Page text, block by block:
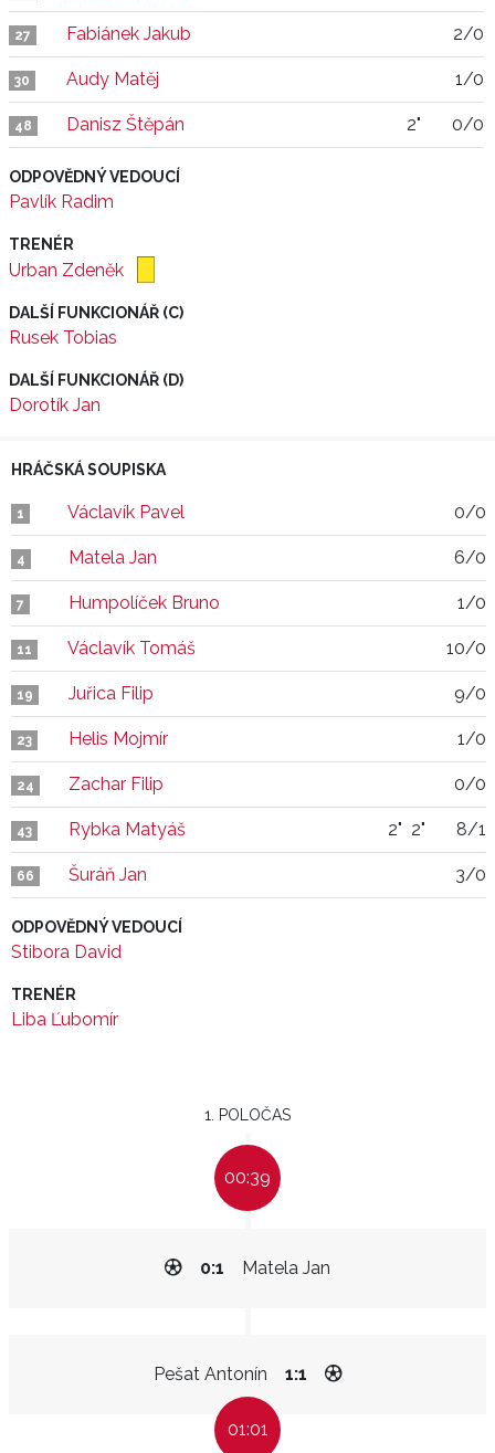
27 Fabiánek Jakub 2/0
30 Audy Matěj 1/0
48 Danisz Štěpán 2" 0/0
ODPOVĚDNÝ VEDOUCÍ
Pavlík Radim
TRENÉR
Urban Zdeněk
DALŠÍ FUNKCIONÁŘ (C)
Rusek Tobias
DALŠÍ FUNKCIONÁŘ (D)
Dorotík Jan
HRÁČSKÁ SOUPISKA
1 Václavík Pavel 0/0
4 Matela Jan 6/0
7 Humpolíček Bruno 1/0
11 Václavík Tomáš 10/0
19 Juřica Filip 9/0
23 Helis Mojmír 1/0
24 Zachar Filip 0/0
43 Rybka Matyáš 2" 2" 8/1
66 Šuráň Jan 3/0
ODPOVĚDNÝ VEDOUCÍ
Stibora David
TRENÉR
Liba Ľubomír
1. POLOČAS
00:39
Matela Jan
0:1
Pešat Antonín 1:1
01:01